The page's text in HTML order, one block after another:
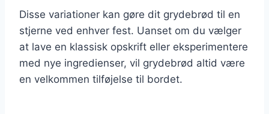
Disse variationer kan gøre dit grydebrød til en
stjerne ved enhver fest. Uanset om du vælger
at lave en klassisk opskrift eller eksperimentere
med nye ingredienser, vil grydebrød altid være
en velkommen tilføjelse til bordet.